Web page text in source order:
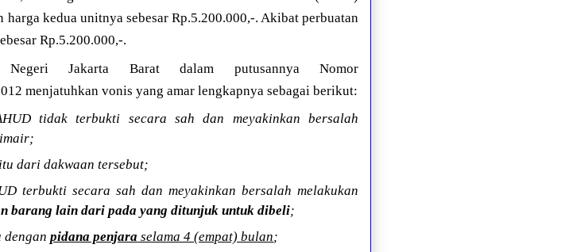
kedua unitnya sebesar Rp.5.200.000,-. Akibat perbuatan
Rp.5.200.000,-.
Negeri Jakarta Barat dalam putusannya Nomor
menjatuhkan vonis yang amar lengkapnya sebagai berikut:
tidak terbukti secara sah dan meyakinkan bersalah
dari dakwaan tersebut;
terbukti secara sah dan meyakinkan bersalah melakukan
barang lain dari pada yang ditunjuk untuk dibeli;
denganpidana penjara selama 4 (empat) bulan;